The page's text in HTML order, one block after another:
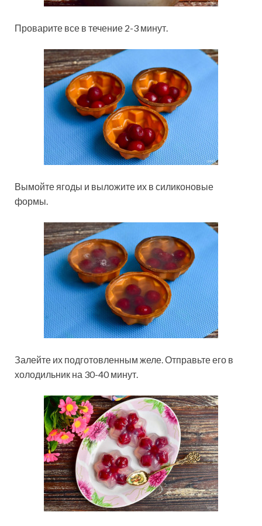
Проварите все в течение 2-3 минут.
Вымойте ягоды и выложите их в силиконовые
формы.
Залейте их подготовленным желе. Отправьте его в
холодильник на 30-40 минут.